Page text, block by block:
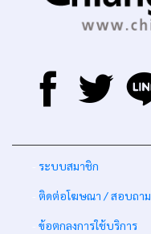
ระบบสมาชิก
ติดต่อโฆษณา / สอบถาม
ข้อตกลงการใช้บริการ